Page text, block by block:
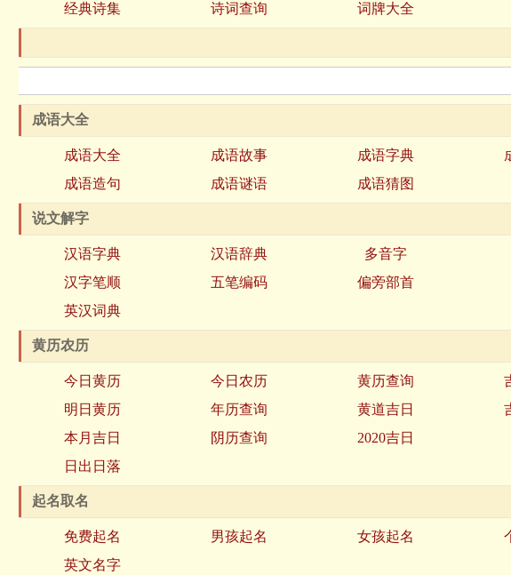
经典诗集
诗词查询 词牌大全
成语大全
成语大全 成语故事 成语字典
成语造句
成语谜语 成语猜图
说文解字
汉语字典 汉语辞典 多音字
汉字笔顺
五笔编码 偏旁部首
英汉词典
黄历农历
今日黄历 今日农历 黄历查询
明日黄历
年历查询 黄道吉日
本月吉日
阴历查询 2020吉日
日出日落
起名取名
免费起名 男孩起名 女孩起名
英文名字